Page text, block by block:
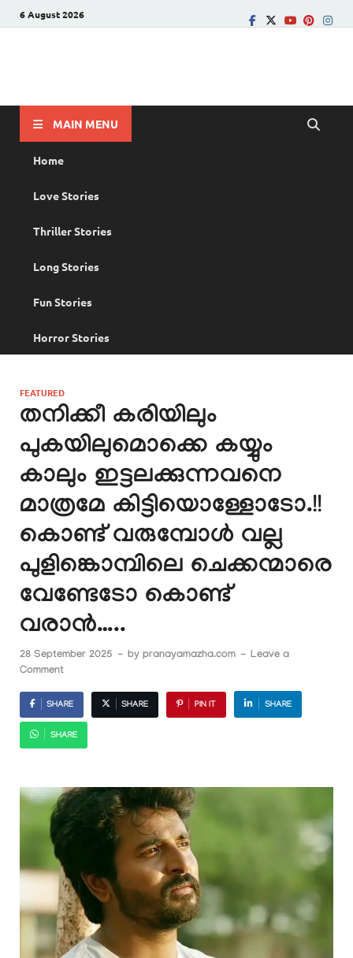
6 August 2026
MAIN MENU
Home
Love Stories
Thriller Stories
Long Stories
Fun Stories
Horror Stories
FEATURED
തനിക്കീ കരിയിലും
പുകയിലുമൊക്കെ കയ്യും
കാലും ഇട്ടലക്കുന്നവനെ
മാത്രമേ കിട്ടിയൊള്ളോടോ.!!
കൊണ്ട് വരുമ്പോൾ വല്ല
പുളിങ്കൊമ്പിലെ ചെക്കന്മാരെ
വേണ്ടേടോ കൊണ്ട്
വരാൻ…..
28 September 2025 - by pranayamazha.com - Leave a
Comment
SHARE SHARE PIN IT SHARE
SHARE